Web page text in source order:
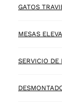
GATOS
MESAS
SERVICIO DE